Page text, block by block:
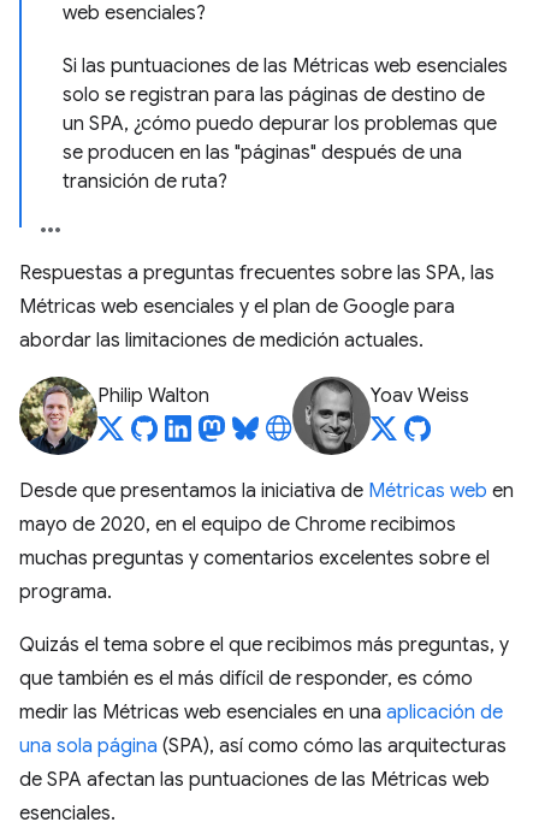
web esenciales?
Si las puntuaciones de las Métricas web esenciales
solo se registran para las páginas de destino de
un SPA, ¿cómo puedo depurar los problemas que
se producen en las "páginas" después de una
transición de ruta?
Respuestas a preguntas frecuentes sobre las SPA, las
Métricas web esenciales y el plan de Google para
abordar las limitaciones de medición actuales.
Philip Walton Yoav Weiss
Desde que presentamos la iniciativa de Métricas web en
mayo de 2020, en el equipo de Chrome recibimos
muchas preguntas y comentarios excelentes sobre el
programa.
Quizás el tema sobre el que recibimos más preguntas, y
que también es el más difícil de responder, es cómo
medir las Métricas web esenciales en una aplicación de
una sola página (SPA), así como cómo las arquitecturas
de SPA afectan las puntuaciones de las Métricas web
esenciales.